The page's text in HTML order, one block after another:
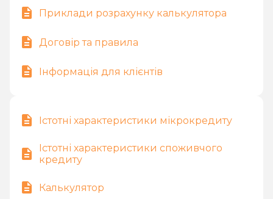
Приклади розрахунку калькулятора
Договір та правила
Інформація для клієнтів
Істотні характеристики мікрокредиту
Істотні характеристики споживчого
кредиту
Калькулятор